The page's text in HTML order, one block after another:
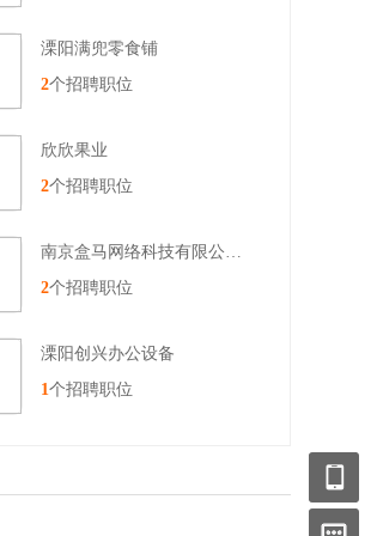
溧阳满兜零食铺
2个招聘职位
欣欣果业
2个招聘职位
南京盒马网络科技有限公司常州溧
2个招聘职位
溧阳创兴办公设备
1个招聘职位